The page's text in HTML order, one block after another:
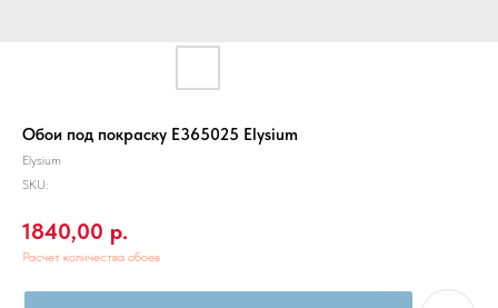
Обои под покраску E365025 Elysium
Elysium
SKU:
1840,00 р.
Расчет количества обоев